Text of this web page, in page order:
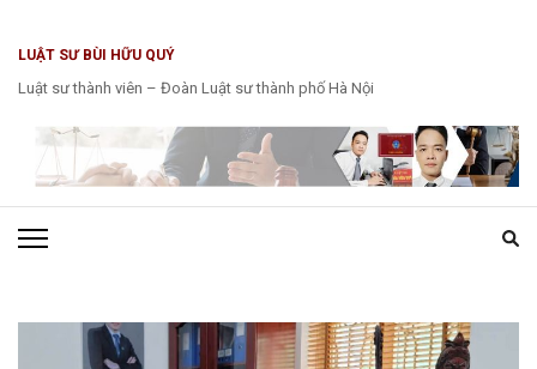
tới
Enter)
LUẬT SƯ BÙI HỮU QUÝ
Luật sư thành viên – Đoàn Luật sư thành phố Hà Nội